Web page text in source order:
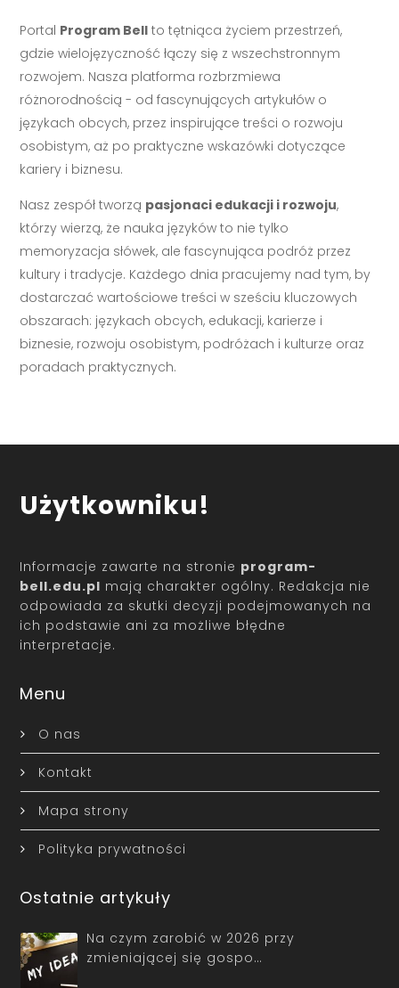
Portal Program Bell to tętniąca życiem przestrzeń,
gdzie wielojęzyczność łączy się z wszechstronnym
rozwojem. Nasza platforma rozbrzmiewa
różnorodnością - od fascynujących artykułów o
językach obcych, przez inspirujące treści o rozwoju
osobistym, aż po praktyczne wskazówki dotyczące
kariery i biznesu.
Nasz zespół tworzą pasjonaci edukacji i rozwoju,
którzy wierzą, że nauka języków to nie tylko
memoryzacja słówek, ale fascynująca podróż przez
kultury i tradycje. Każdego dnia pracujemy nad tym, by
dostarczać wartościowe treści w sześciu kluczowych
obszarach: językach obcych, edukacji, karierze i
biznesie, rozwoju osobistym, podróżach i kulturze oraz
poradach praktycznych.
Użytkowniku!
Informacje zawarte na stronie program-
bell.edu.pl mają charakter ogólny. Redakcja nie
odpowiada za skutki decyzji podejmowanych na
ich podstawie ani za możliwe błędne
interpretacje.
Menu
O nas
Kontakt
Mapa strony
Polityka prywatności
Ostatnie artykuły
Na czym zarobić w 2026 przy
zmieniającej się gospo…